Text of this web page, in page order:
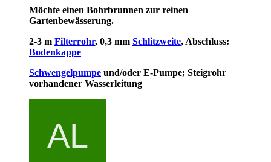
Möchte einen Bohrbrunnen zur reinen
Gartenbewässerung.
2-3 m Filterrohr, 0,3 mm Schlitzweite, Abschluss:
Bodenkappe
Schwengelpumpe und/oder E-Pumpe; Steigrohr
vorhandener Wasserleitung